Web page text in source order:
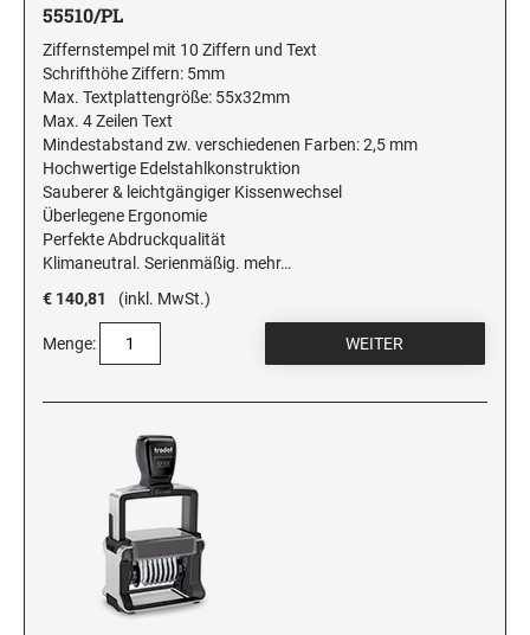
55510/PL
Ziffernstempel mit 10 Ziffern und Text
Schrifthöhe Ziffern: 5mm
Max. Textplattengröße: 55x32mm
Max. 4 Zeilen Text
Mindestabstand zw. verschiedenen Farben: 2,5 mm
Hochwertige Edelstahlkonstruktion
Sauberer & leichtgängiger Kissenwechsel
Überlegene Ergonomie
Perfekte Abdruckqualität
Klimaneutral. Serienmäßig. mehr…
€ 140,81
(inkl. MwSt.)
Menge: